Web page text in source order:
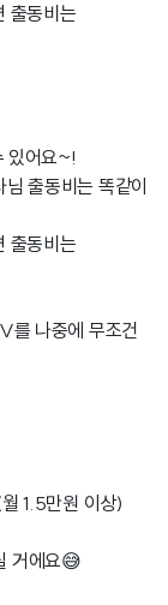
출동비는
있어요~!
출동비는 똑같이
출동비는
를 나중에 무조건
1.5만원 이상)
거에요😅